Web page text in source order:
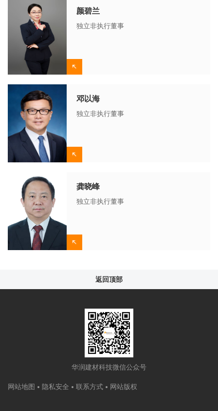
颜碧兰
独立非执行董事
邓以海
独立非执行董事
龚晓峰
独立非执行董事
返回顶部
华润建材科技微信公众号
网站地图 隐私安全 联系方式 网站版权